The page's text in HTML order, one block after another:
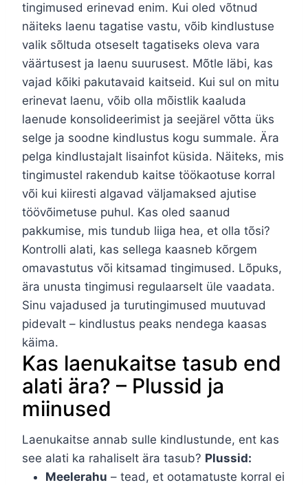
tingimused erinevad enim. Kui oled võtnud
näiteks laenu tagatise vastu, võib kindlustuse
valik sõltuda otseselt tagatiseks oleva vara
väärtusest ja laenu suurusest. Mõtle läbi, kas
vajad kõiki pakutavaid kaitseid. Kui sul on mitu
erinevat laenu, võib olla mõistlik kaaluda
laenude konsolideerimist ja seejärel võtta üks
selge ja soodne kindlustus kogu summale. Ära
pelga kindlustajalt lisainfot küsida. Näiteks, mis
tingimustel rakendub kaitse töökaotuse korral
või kui kiiresti algavad väljamaksed ajutise
töövõimetuse puhul. Kas oled saanud
pakkumise, mis tundub liiga hea, et olla tõsi?
Kontrolli alati, kas sellega kaasneb kõrgem
omavastutus või kitsamad tingimused. Lõpuks,
ära unusta tingimusi regulaarselt üle vaadata.
Sinu vajadused ja turutingimused muutuvad
pidevalt – kindlustus peaks nendega kaasas
käima.
Kas laenukaitse tasub end
alati ära? – Plussid ja
miinused
Laenukaitse annab sulle kindlustunde, ent kas
see alati ka rahaliselt ära tasub? Plussid:
Meelerahu – tead, et ootamatuste korral ei